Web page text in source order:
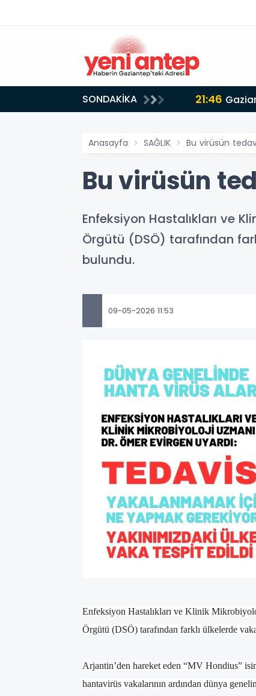
SONDAKİKA 21:46
Anasayfa SAĞLIK Bu virüsün
Bu virüsün
Enfeksiyon Hastalıkları ve
Örgütü (DSÖ) tarafından
bulundu.
09-05-2026 11:53
Enfeksiyon Hastalıkları ve Klinik
Örgütü (DSÖ) tarafından farklı ülkelerde
Arjantin’den hareket eden “MV Hondius”
hantavirüs vakalarının ardından dünya